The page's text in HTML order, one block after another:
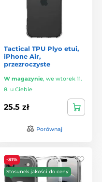
Tactical TPU Plyo etui,
iPhone Air,
przezroczyste
W magazynie, we wtorek 11.
8. u Ciebie
25.5 zł
Porównaj
-31%
Stosunek jakości do ceny